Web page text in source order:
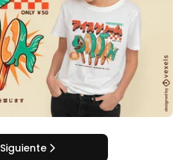
Siguiente